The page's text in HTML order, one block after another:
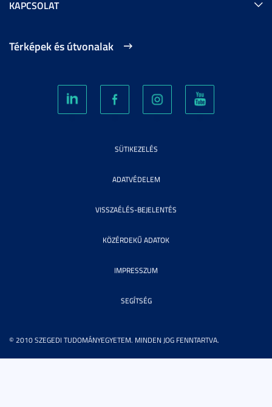
KAPCSOLAT
Térképek és útvonalak
© 2010 SZEGEDI TUDOMÁNYEGYETEM. MINDEN JOG FENNTARTVA.
SÜTIKEZELÉS
ADATVÉDELEM
VISSZAÉLÉS-BEJELENTÉS
KÖZÉRDEKŰ ADATOK
IMPRESSZUM
SEGÍTSÉG